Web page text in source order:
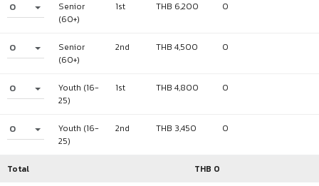
0
Senior
(60+)
1st THB 6,200 0
0
Senior
(60+)
2nd THB 4,500 0
0
Youth (16-
25)
1st THB 4,800 0
0
Youth (16-
25)
2nd THB 3,450 0
Total THB 0